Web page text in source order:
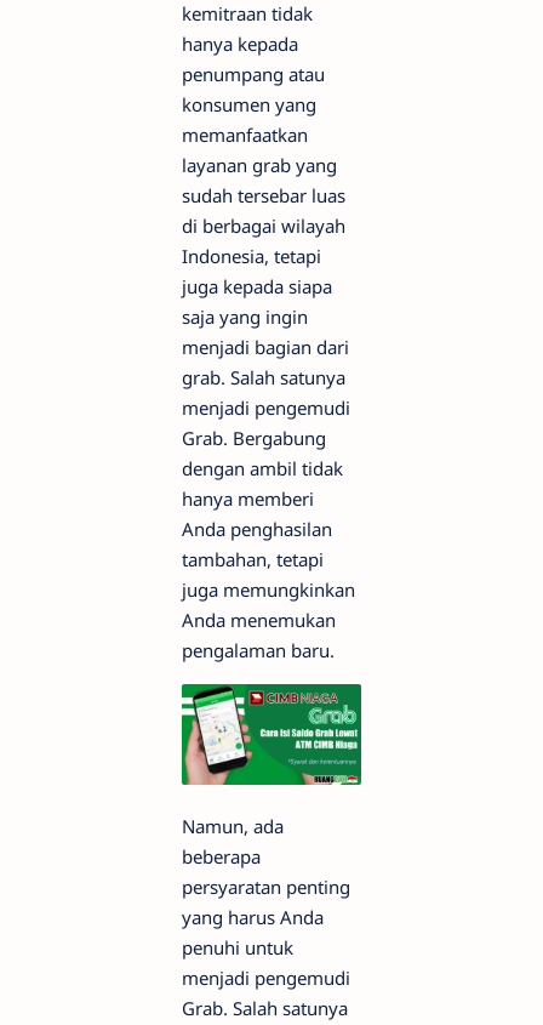
kemitraan tidak
hanya kepada
penumpang atau
konsumen yang
memanfaatkan
layanan grab yang
sudah tersebar luas
di berbagai wilayah
Indonesia, tetapi
juga kepada siapa
saja yang ingin
menjadi bagian dari
grab. Salah satunya
menjadi pengemudi
Grab. Bergabung
dengan ambil tidak
hanya memberi
Anda penghasilan
tambahan, tetapi
juga memungkinkan
Anda menemukan
pengalaman baru.
Namun, ada
beberapa
persyaratan penting
yang harus Anda
penuhi untuk
menjadi pengemudi
Grab. Salah satunya